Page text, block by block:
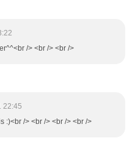
/> <br /> <br />
22:45
:)<br /> <br /> <br /> <br />